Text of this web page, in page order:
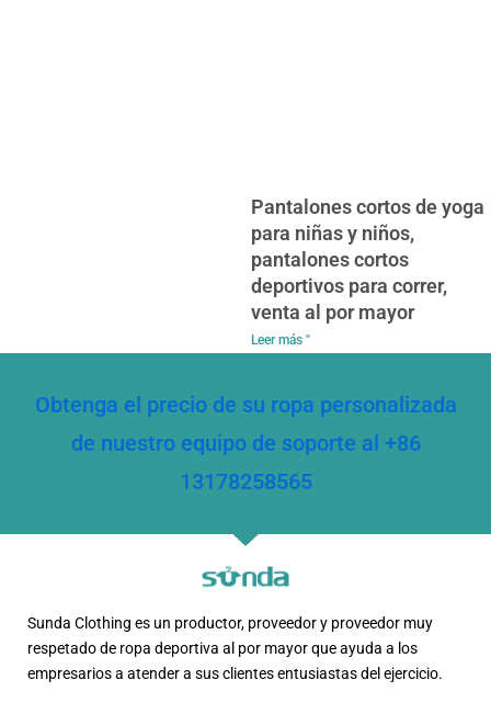
Pantalones cortos de yoga
para niñas y niños,
pantalones cortos
deportivos para correr,
venta al por mayor
Leer más "
Obtenga el precio de su ropa personalizada
de nuestro equipo de soporte al +86
13178258565
Sunda Clothing es un productor, proveedor y proveedor muy
respetado de ropa deportiva al por mayor que ayuda a los
empresarios a atender a sus clientes entusiastas del ejercicio.